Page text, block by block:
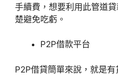
手續費，想要利用此管道
楚避免吃虧。
P2P借款平台
P2P借貸簡單來說，就是